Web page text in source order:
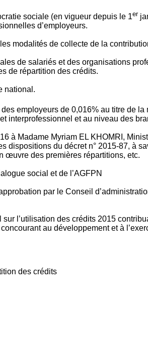
sociale (en vigueur depuis le 1er
d’employeurs.
modalités de collecte de la
de salariés et des organisations
de répartition des crédits.
national.
employeurs de 0,016% au titre de
et au niveau des
à Madame Myriam EL KHOMRI,
dispositions du décret n° 2015-87, à
œuvre des premières répartitions, etc.
social et de l’AGFPN
par le Conseil
l’utilisation des crédits 2015
au développement et à
des crédits